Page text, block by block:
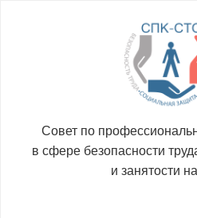
Совет по
в сфере безопасности
и занятости